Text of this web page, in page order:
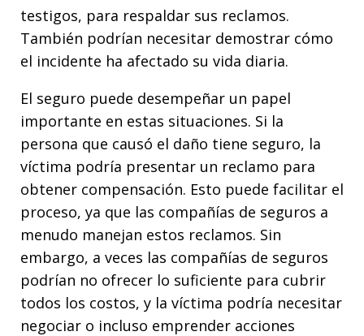
testigos, para respaldar sus reclamos.
También podrían necesitar demostrar cómo
el incidente ha afectado su vida diaria.
El seguro puede desempeñar un papel
importante en estas situaciones. Si la
persona que causó el daño tiene seguro, la
víctima podría presentar un reclamo para
obtener compensación. Esto puede facilitar el
proceso, ya que las compañías de seguros a
menudo manejan estos reclamos. Sin
embargo, a veces las compañías de seguros
podrían no ofrecer lo suficiente para cubrir
todos los costos, y la víctima podría necesitar
negociar o incluso emprender acciones